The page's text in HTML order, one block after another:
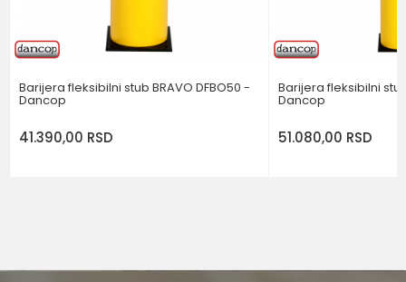
Barijera fleksibilni stub BRAVO DFBO50 -
Dancop
41.390,00 RSD
Barijera fleksibilni
Dancop
51.080,00 RSD